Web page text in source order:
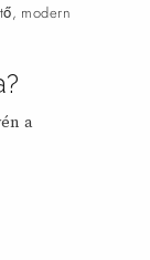
, modern
a